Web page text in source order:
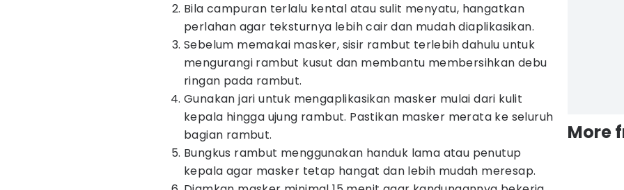
Bila campuran terlalu kental atau sulit menyatu, hangatkan
perlahan agar teksturnya lebih cair dan mudah diaplikasikan.
Sebelum memakai masker, sisir rambut terlebih dahulu untuk
mengurangi rambut kusut dan membantu membersihkan debu
ringan pada rambut.
Gunakan jari untuk mengaplikasikan masker mulai dari kulit
kepala hingga ujung rambut. Pastikan masker merata ke seluruh
bagian rambut.
Bungkus rambut menggunakan handuk lama atau penutup
kepala agar masker tetap hangat dan lebih mudah meresap.
More